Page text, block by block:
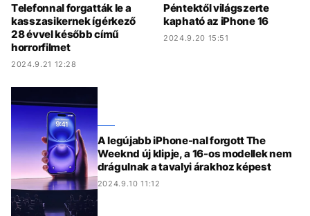
Telefonnal forgatták le a
kasszasikernek ígérkező
28 évvel később című
horrorfilmet
2024.9.21 12:28
Péntektől világszerte
kapható az iPhone 16
2024.9.20 15:51
A legújabb iPhone-nal forgott The
Weeknd új klipje, a 16-os modellek nem
drágulnak a tavalyi árakhoz képest
2024.9.10 11:12